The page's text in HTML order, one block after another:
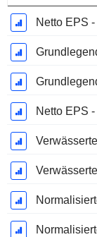
Netto EPS
Netto EPS